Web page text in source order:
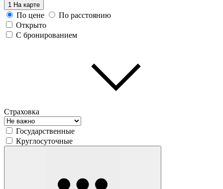
1 На карте
По цене
По расстоянию
Открыто
С бронированием
Страховка
Государственные
Круглосуточные